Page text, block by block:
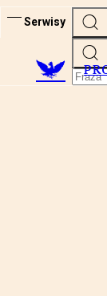
Serwisy